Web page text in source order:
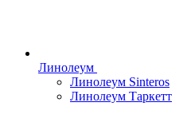
Линолеум
Линолеум Sinteros
Линолеум Таркетт